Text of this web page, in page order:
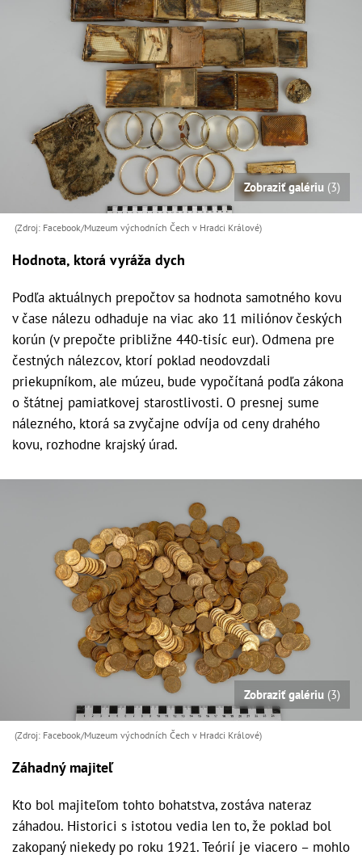
Zobraziť galériu (3)
(Zdroj: Facebook/Muzeum východních Čech v Hradci Králové)
Hodnota, ktorá vyráža dych
Podľa aktuálnych prepočtov sa hodnota samotného kovu
v čase nálezu odhaduje na viac ako 11 miliónov českých
korún (v prepočte približne 440-tisíc eur). Odmena pre
čestných nálezcov, ktorí poklad neodovzdali
priekupníkom, ale múzeu, bude vypočítaná podľa zákona
o štátnej pamiatkovej starostlivosti. O presnej sume
nálezného, ktorá sa zvyčajne odvíja od ceny drahého
kovu, rozhodne krajský úrad.
Zobraziť galériu (3)
(Zdroj: Facebook/Muzeum východních Čech v Hradci Králové)
Záhadný majiteľ
Kto bol majiteľom tohto bohatstva, zostáva nateraz
záhadou. Historici s istotou vedia len to, že poklad bol
zakopaný niekedy po roku 1921. Teórií je viacero – mohlo